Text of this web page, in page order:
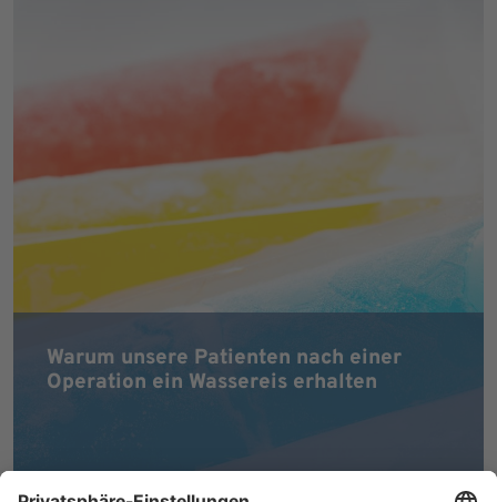
Warum unsere Patienten nach einer
Operation ein Wassereis erhalten